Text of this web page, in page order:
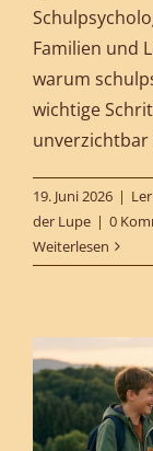
Familien und
warum
wichtige
unverzichtbar
19. Juni 2026 |
der Lupe | 0
Weiterlesen